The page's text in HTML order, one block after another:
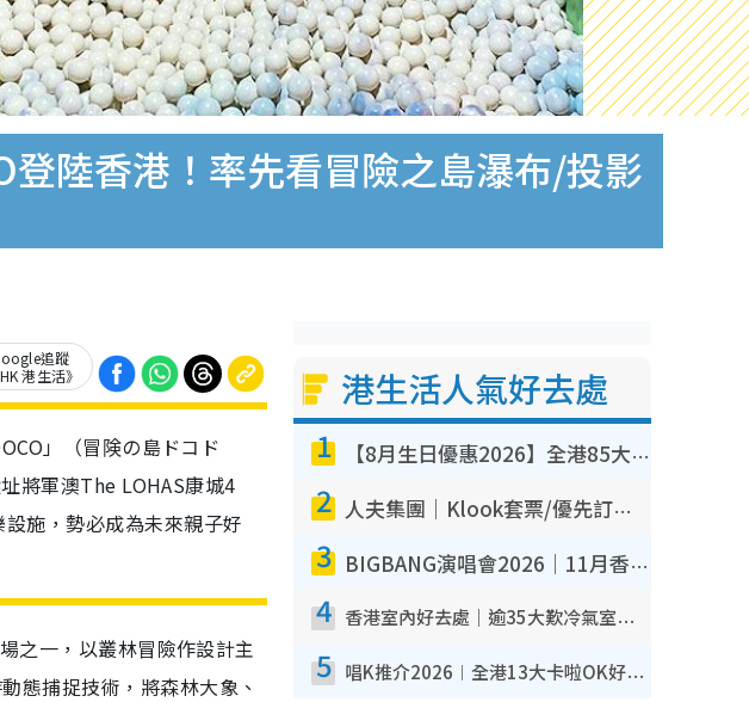
登陸香港！率先看冒險之島瀑布/投影
追蹤
港生活》
」（冒険の島ドコド
將軍澳The LOHAS康城4
施，勢必成為未來親子好
之一，以叢林冒險作設計主
態捕捉技術，將森林大象、
港生活人氣好去處
1 【8月生日優惠2026】全港85大食買玩著數攻略 自助餐/火鍋放題同行免費＋誠品/DONKI送現金券
2 人夫集團｜Klook套票/優先訂票/公開發售搶飛攻略！附票價.購票連結.場地座位表
3 BIGBANG演唱會2026｜11月香港啟德開3場！實名制VIP申請、優先購票攻略
4 香港室內好去處｜逾35大歎冷氣室內好去處推介 室內活動免費避雨無懼落雨
5 唱K推介2026︱全港13大卡啦OK好去處！最平$36起 日文K都有！(附地址+收費詳情)